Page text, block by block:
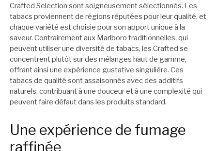
Crafted Selection sont soigneusement sélectionnés. Les
tabacs proviennent de régions réputées pour leur qualité, et
chaque variété est choisie pour son apport unique à la
saveur. Contrairement aux Marlboro traditionnelles, qui
peuvent utiliser une diversité de tabacs, les Crafted se
concentrent plutôt sur des mélanges haut de gamme,
offrant ainsi une expérience gustative singulière. Ces
tabacs de qualité sont assaisonnés avec des additifs
naturels, contribuant à une douceur et à une complexité qui
peuvent faire défaut dans les produits standard.
Une expérience de fumage
raffinée